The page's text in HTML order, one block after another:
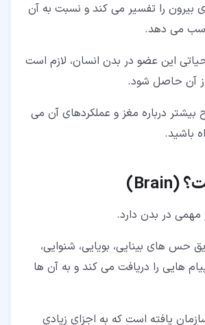
بیرون را تفسیر می کند و نسبت به آن
می دهد.
این عضو در بدن انسان، لازم است
آن حاصل شود.
بیشتر درباره مغز و عملکردهای آن می
باشید.
(
Brain
)
در بدن دارد.
حس های بینایی، بویایی، شنوایی،
هایی را دریافت می کند و به آن ها
یافته است که به اجزای زیادی